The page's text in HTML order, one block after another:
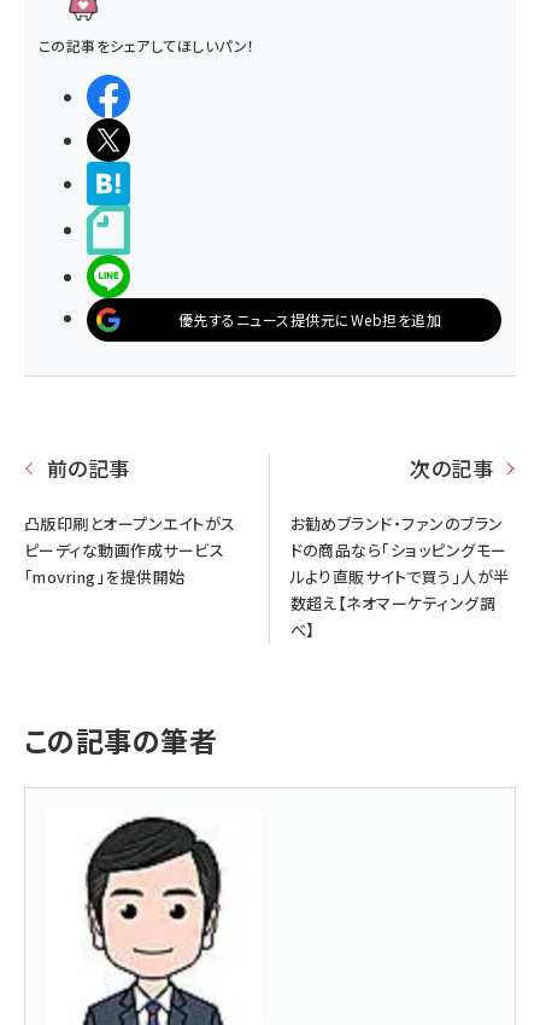
この記事をシェアしてほしいパン！
優先するニュース提供元にWeb担を追加
前の記事
凸版印刷とオープンエイトがス
ピーディな動画作成サービス
「movring」を提供開始
次の記事
お勧めブランド・ファンのブラン
ドの商品なら「ショッピングモー
ルより直販サイトで買う」人が半
数超え【ネオマーケティング調
べ】
この記事の筆者